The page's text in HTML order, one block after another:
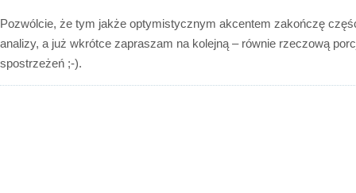
Pozwólcie, że tym jakże optymistycznym akcentem zakończę
analizy, a już wkrótce zapraszam na kolejną – równie rzeczową
spostrzeżeń ;-).